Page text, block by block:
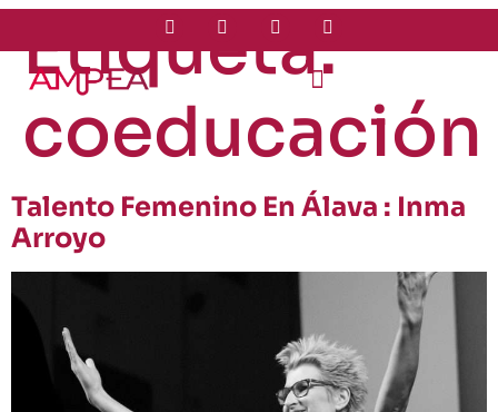
Etiqueta:
coeducación
Talento Femenino En Álava : Inma
Arroyo